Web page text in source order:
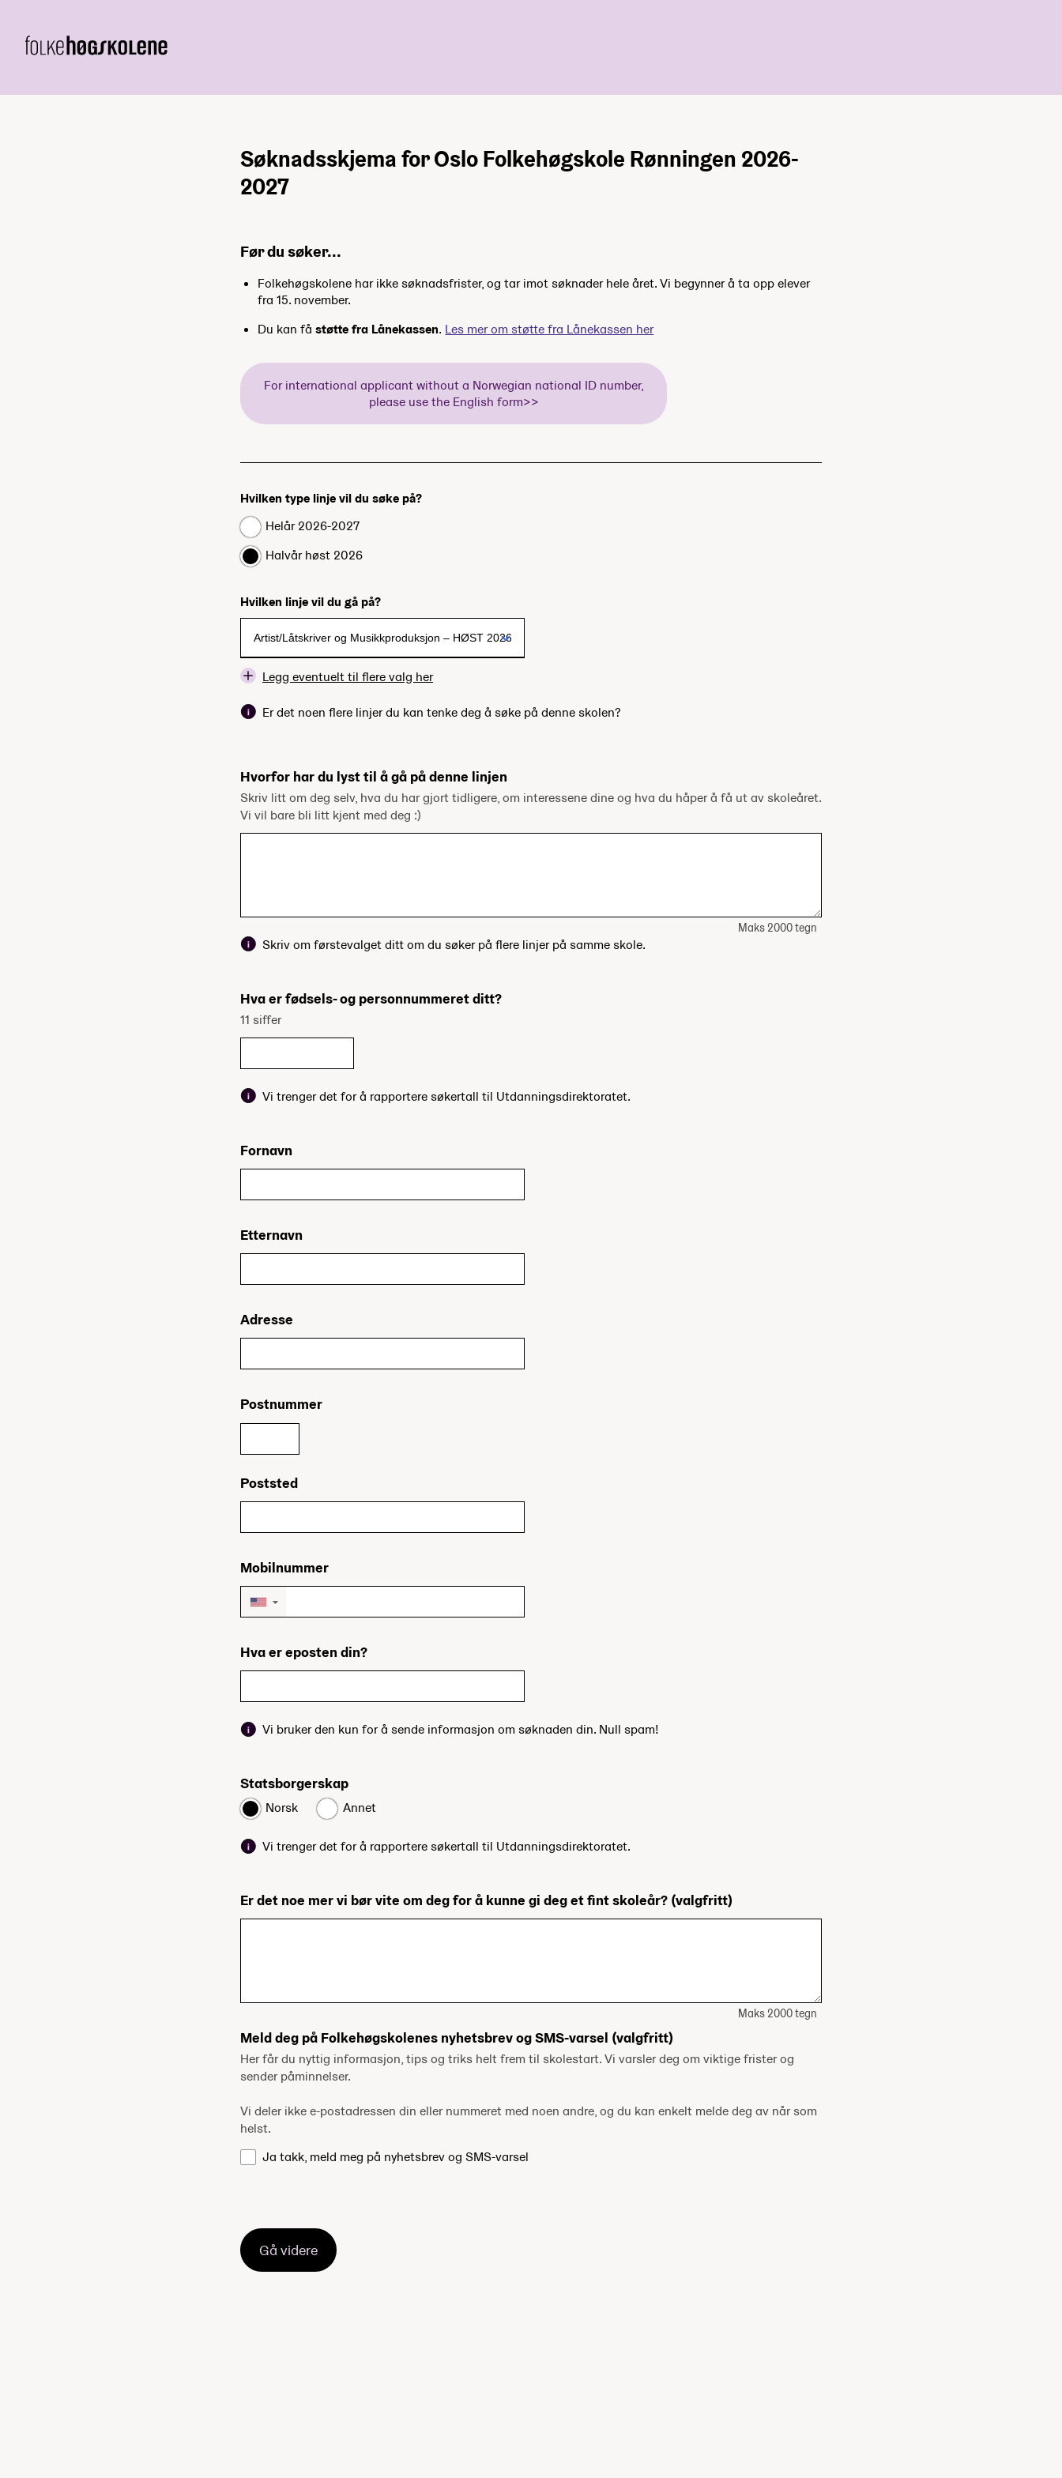
Søknadsskjema for Oslo Folkehøgskole Rønningen 2026-
2027
Før du søker...
Folkehøgskolene har ikke søknadsfrister, og tar imot søknader hele året. Vi begynner å ta opp elever
fra 15. november.
Du kan fåstøtte fra Lånekassen. Les mer om støtte fra Lånekassen her
For international applicant without a Norwegian national ID number,
please use the English form>>
Hvilken type linje vil du søke på?
Helår 2026-2027
Halvår høst 2026
Hvilken linje vil du gå på?
Legg eventuelt til flere valg her
Er det noen flere linjer du kan tenke deg å søke på denne skolen?
Hvorfor har du lyst til å gå på denne linjen
Skriv litt om deg selv, hva du har gjort tidligere, om interessene dine og hva du håper å få ut av skoleåret.
Vi vil bare bli litt kjent med deg :)
Maks 2000 tegn
Skriv om førstevalget ditt om du søker på flere linjer på samme skole.
Hva er fødsels- og personnummeret ditt?
11 siffer
Vi trenger det for å rapportere søkertall til Utdanningsdirektoratet.
Fornavn
Etternavn
Adresse
Postnummer
Poststed
Mobilnummer
▼
Hva er eposten din?
Vi bruker den kun for å sende informasjon om søknaden din. Null spam!
Statsborgerskap
Norsk Annet
Vi trenger det for å rapportere søkertall til Utdanningsdirektoratet.
Er det noe mer vi bør vite om deg for å kunne gi deg et fint skoleår? (valgfritt)
Maks 2000 tegn
Meld deg på Folkehøgskolenes nyhetsbrev og SMS-varsel (valgfritt)
Her får du nyttig informasjon, tips og triks helt frem til skolestart. Vi varsler deg om viktige frister og
sender påminnelser.
Vi deler ikke e-postadressen din eller nummeret med noen andre, og du kan enkelt melde deg av når som
helst.
Ja takk, meld meg på nyhetsbrev og SMS-varsel
Gå videre